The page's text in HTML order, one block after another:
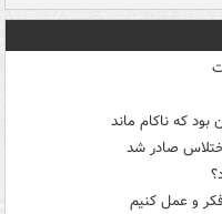
که ناکام ماند
و عمل کنیم